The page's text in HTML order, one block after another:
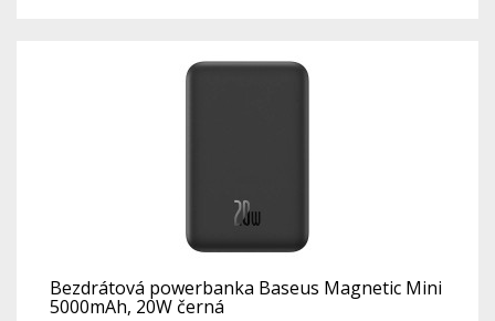
Bezdrátová powerbanka Baseus Magnetic Mini
5000mAh, 20W černá